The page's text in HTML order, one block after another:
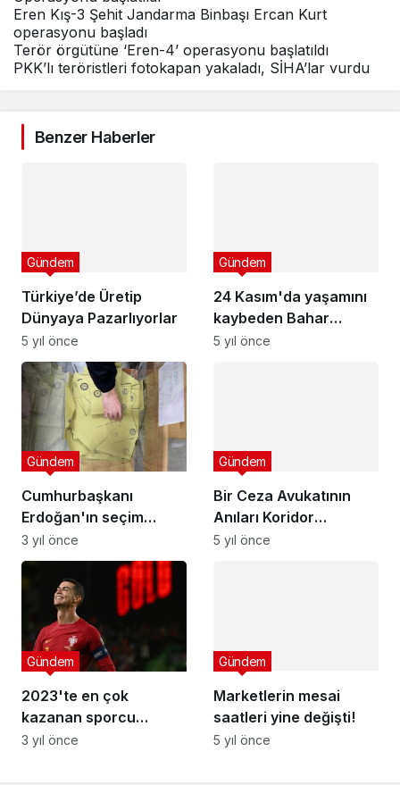
Eren Kış-3 Şehit Jandarma Binbaşı Ercan Kurt
operasyonu başladı
Terör örgütüne ‘Eren-4’ operasyonu başlatıldı
PKK’lı teröristleri fotokapan yakaladı, SİHA’lar vurdu
Benzer Haberler
Türkiye’de Üretip
Dünyaya Pazarlıyorlar
Gündem
5 yıl önce
24 Kasım'da yaşamını
kaybeden Bahar
öğretmen toprağa
Gündem
5 yıl önce
Cumhurbaşkanı
Erdoğan'ın seçim
başarısı dünya
medyasında geniş yer
buldu
Gündem
3 yıl önce
Bir Ceza Avukatının
Anıları Koridor
Hikayeleri
Gündem
5 yıl önce
2023'te en çok
kazanan sporcu
Cristiano Ronaldo
Gündem
3 yıl önce
Marketlerin mesai
saatleri yine değişti!
Gündem
5 yıl önce